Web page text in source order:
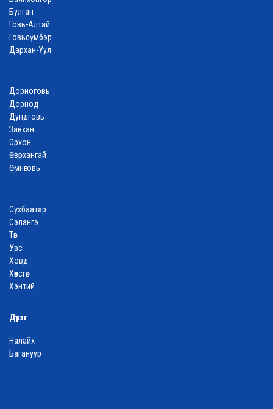
Булган
Говь-Алтай
Говьсүмбэр
Дархан-Уул
Дорноговь
Дорнод
Дундговь
Завхан
Орхон
Өвөрхангай
Өмнөговь
Сүхбаатар
Сэлэнгэ
Төв
Увс
Ховд
Хөвсгөл
Хэнтий
Дүүрэг
Налайх
Багануур